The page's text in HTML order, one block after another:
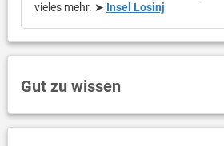
vieles mehr. ➤ Insel Losinj
Gut zu wissen